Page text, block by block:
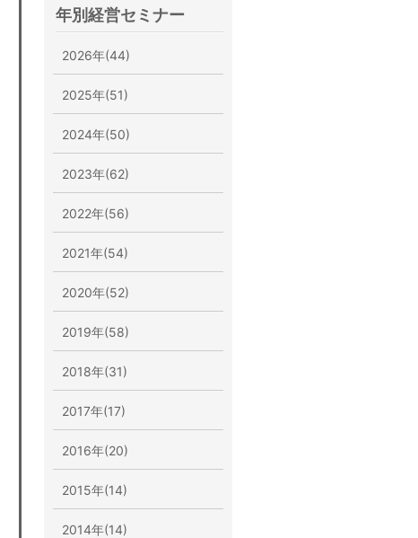
年別経営セミナー
2026年(44)
2025年(51)
2024年(50)
2023年(62)
2022年(56)
2021年(54)
2020年(52)
2019年(58)
2018年(31)
2017年(17)
2016年(20)
2015年(14)
2014年(14)